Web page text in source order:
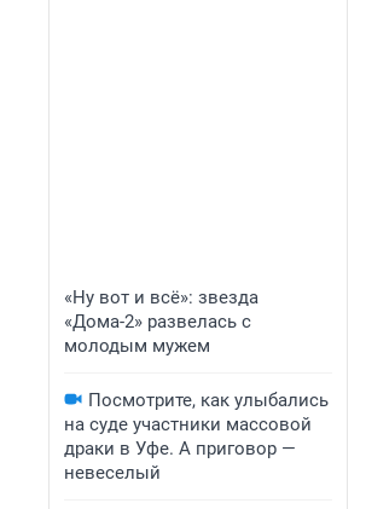
«Ну вот и всё»: звезда
«Дома-2» развелась с
молодым мужем
Посмотрите, как улыбались
на суде участники массовой
драки в Уфе. А приговор —
невеселый